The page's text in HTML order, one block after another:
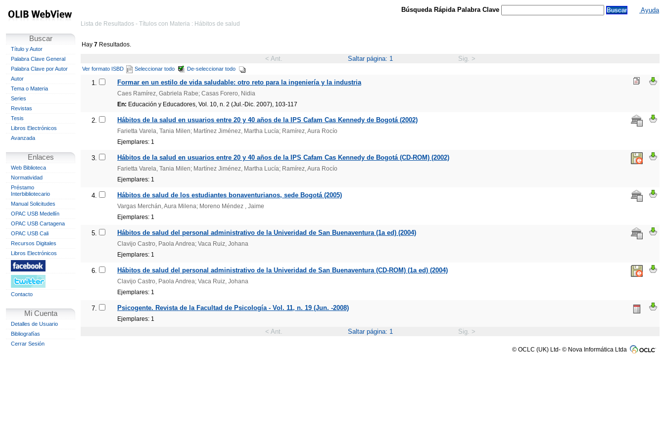
Buscar
Título y Autor
Palabra Clave General
Palabra Clave por Autor
Autor
Tema o Materia
Series
Revistas
Tesis
Libros Electrónicos
Avanzada
Enlaces
Web Biblioteca
Normatividad
Préstamo
Interbibliotecario
Manual Solicitudes
OPAC USB Medellín
OPAC USB Cartagena
OPAC USB Cali
Recursos Digitales
Libros Electrónicos
Contacto
Mi Cuenta
Detalles de Usuario
Bibliografías
Cerrar Sesión
Búsqueda Rápida Palabra Clave Ayuda
Lista de Resultados - Títulos con Materia : Hábitos de salud
Hay 7 Resultados.
< Ant. Saltar página: 1 Sig. >
Ver formato ISBD Seleccionar todo De-seleccionar todo
1. Formar en un estilo de vida saludable: otro reto para la ingeniería y la industria
Caes Ramírez, Gabriela Rabe; Casas Forero, Nidia
En: Educación y Educadores, Vol. 10, n. 2 (Jul.-Dic. 2007), 103-117
2. Hábitos de la salud en usuarios entre 20 y 40 años de la IPS Cafam Cas Kennedy de Bogotá (2002)
Farietta Varela, Tania Milen; Martínez Jiménez, Martha Lucía; Ramírez, Aura Rocío
Ejemplares: 1
3. Hábitos de la salud en usuarios entre 20 y 40 años de la IPS Cafam Cas Kennedy de Bogotá (CD-ROM) (2002)
Farietta Varela, Tania Milen; Martínez Jiménez, Martha Lucía; Ramírez, Aura Rocío
Ejemplares: 1
4. Hábitos de salud de los estudiantes bonaventurianos, sede Bogotá (2005)
Vargas Merchán, Aura Milena; Moreno Méndez , Jaime
Ejemplares: 1
5. Hábitos de salud del personal administrativo de la Univeridad de San Buenaventura (1a ed) (2004)
Clavijo Castro, Paola Andrea; Vaca Ruiz, Johana
Ejemplares: 1
6. Hábitos de salud del personal administrativo de la Univeridad de San Buenaventura (CD-ROM) (1a ed) (2004)
Clavijo Castro, Paola Andrea; Vaca Ruiz, Johana
Ejemplares: 1
7. Psicogente. Revista de la Facultad de Psicología - Vol. 11, n. 19 (Jun. -2008)
Ejemplares: 1
< Ant. Saltar página: 1 Sig. >
© OCLC (UK) Ltd- © Nova Informática Ltda